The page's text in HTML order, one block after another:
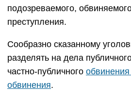
подозреваемого,
преступления.
Сообразно сказанному
разделять на дела
частно-публичного обвинения
обвинения.